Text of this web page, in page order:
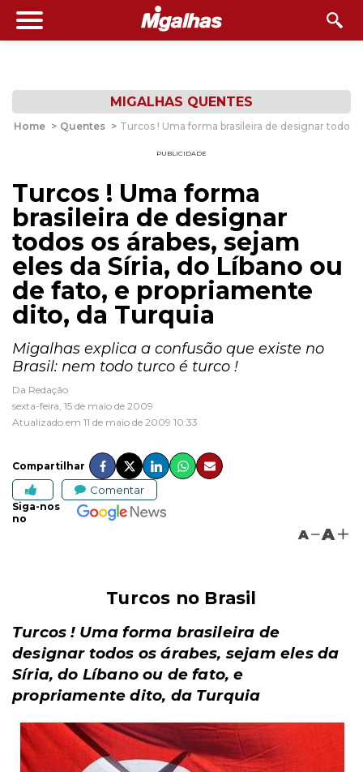
MIGALHAS QUENTES
Home > Quentes > Turcos ! Uma forma brasileira de designar todos
PUBLICIDADE
Turcos ! Uma forma
brasileira de designar
todos os árabes, sejam
eles da Síria, do Líbano ou
de fato, e propriamente
dito, da Turquia
Migalhas explica a confusão que existe no
Brasil: nem todo turco é turco !
Da Redação
sexta-feira, 15 de maio de 2009
Atualizado em 11 de maio de 2009 10:33
Compartilhar
Comentar
Siga-nos
no
A A
Turcos no Brasil
Turcos ! Uma forma brasileira de
designar todos os árabes, sejam eles da
Síria, do Líbano ou de fato, e
propriamente dito, da Turquia